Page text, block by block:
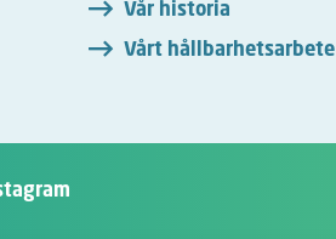
Vår historia
Vårt hållbarhetsarbete